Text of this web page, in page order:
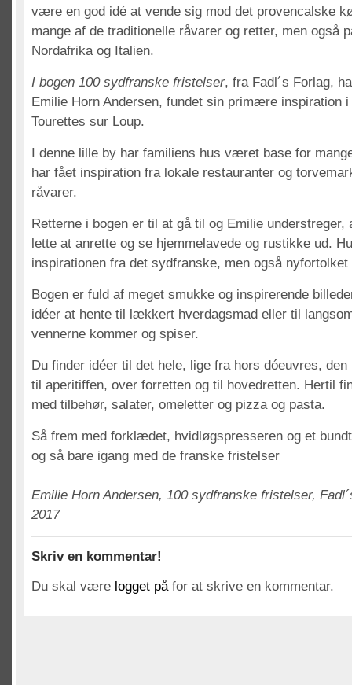
være en god idé at vende sig mod det provencalske
mange af de traditionelle råvarer og retter, men også
Nordafrika og Italien.
I bogen 100 sydfranske fristelser, fra Fadl´s Forlag,
Emilie Horn Andersen, fundet sin primære inspiration
Tourettes sur Loup.
I denne lille by har familiens hus været base for
har fået inspiration fra lokale restauranter og
råvarer.
Retterne i bogen er til at gå til og Emilie
lette at anrette og se hjemmelavede og rustikke ud.
inspirationen fra det sydfranske, men også
Bogen er fuld af meget smukke og inspirerende
idéer at hente til lækkert hverdagsmad eller til
vennerne kommer og spiser.
Du finder idéer til det hele, lige fra hors dóeuvres,
til aperitiffen, over forretten og til hovedretten. Hertil
med tilbehør, salater, omeletter og pizza og pasta.
Så frem med forklædet, hvidløgspresseren og et
og så bare igang med de franske fristelser
Emilie Horn Andersen, 100 sydfranske fristelser,
2017
Skriv en kommentar!
Du skal være logget påfor at skrive en kommentar.